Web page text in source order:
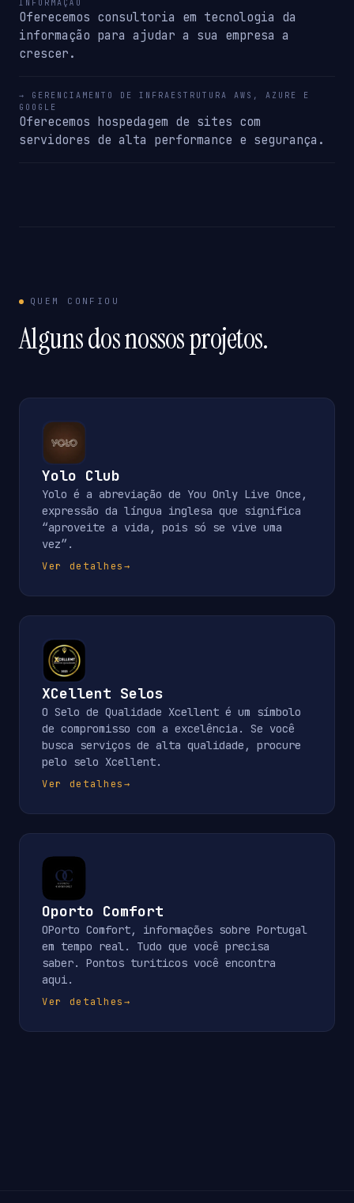
INFORMAÇÃO
Oferecemos consultoria em tecnologia da
informação para ajudar a sua empresa a
crescer.
→ GERENCIAMENTO DE INFRAESTRUTURA AWS, AZURE E
GOOGLE
Oferecemos hospedagem de sites com
servidores de alta performance e segurança.
QUEM CONFIOU
Alguns dos nossos projetos.
Yolo Club
Yolo é a abreviação de You Only Live Once,
expressão da língua inglesa que significa
“aproveite a vida, pois só se vive uma
vez”.
Ver detalhes→
XCellent Selos
O Selo de Qualidade Xcellent é um símbolo
de compromisso com a excelência. Se você
busca serviços de alta qualidade, procure
pelo selo Xcellent.
Ver detalhes→
Oporto Comfort
OPorto Comfort, informações sobre Portugal
em tempo real. Tudo que você precisa
saber. Pontos turiticos você encontra
aqui.
Ver detalhes→